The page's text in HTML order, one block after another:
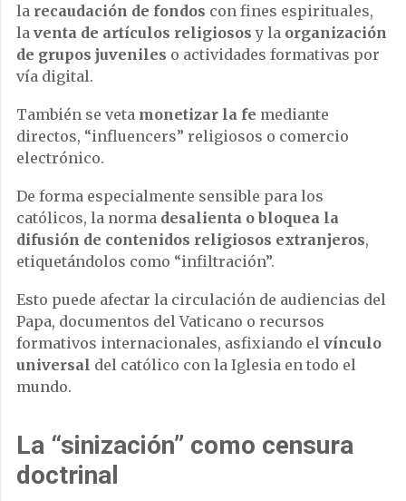
la recaudación de fondos con fines espirituales,
la venta de artículos religiosos y la organización
de grupos juveniles o actividades formativas por
vía digital.
También se veta monetizar la fe mediante
directos, “influencers” religiosos o comercio
electrónico.
De forma especialmente sensible para los
católicos, la norma desalienta o bloquea la
difusión de contenidos religiosos extranjeros,
etiquetándolos como “infiltración”.
Esto puede afectar la circulación de audiencias del
Papa, documentos del Vaticano o recursos
formativos internacionales, asfixiando el vínculo
universal del católico con la Iglesia en todo el
mundo.
La “sinización” como censura
doctrinal